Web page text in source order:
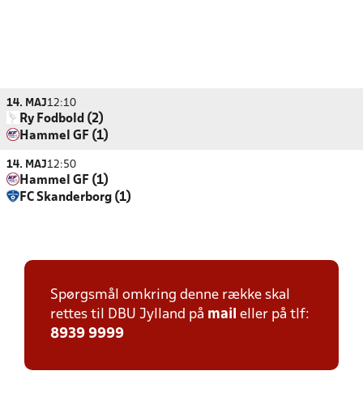
14. MAJ12:10
Ry Fodbold (2)
Hammel GF (1)
14. MAJ12:50
Hammel GF (1)
FC Skanderborg (1)
Spørgsmål omkring denne række skal
rettes til DBU Jylland på mail eller på tlf:
8939 9999